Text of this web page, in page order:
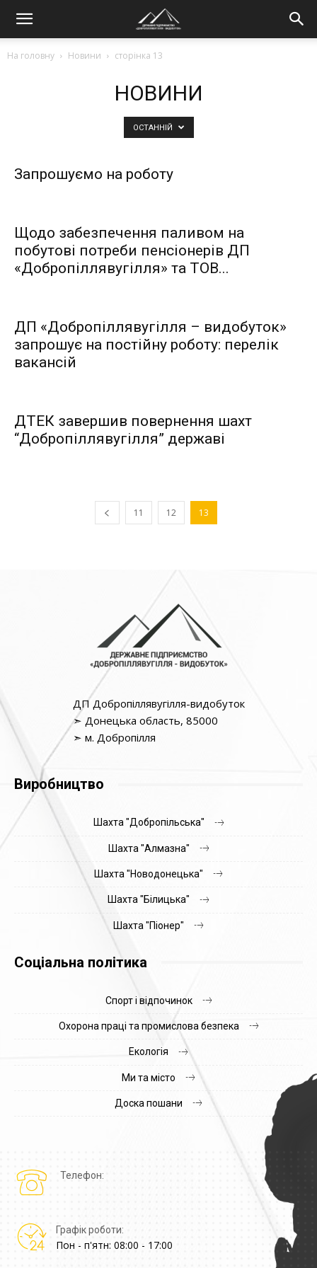
На головну Новини сторінка 13
НОВИНИ
ОСТАННІЙ
Запрошуємо на роботу
Щодо забезпечення паливом на
побутові потреби пенсіонерів ДП
«Добропіллявугілля» та ТОВ...
ДП «Добропіллявугілля – видобуток»
запрошує на постійну роботу: перелiк
вакансiй
ДТЕК завершив повернення шахт
“Добропіллявугілля” державі
11 12 13
ДП Добропіллявугілля-видобуток
➣ Донецька область, 85000
➣ м. Добропілля
Виробництво
Шахта "Добропільська"
Шахта "Алмазна"
Шахта "Новодонецька"
Шахта "Білицька"
Шахта "Піонер"
Соціальна політика
Спорт і відпочинок
Охорона праці та промислова безпека
Екологія
Ми та місто
Доска пошани
Телефон:
Графік роботи:
Пон - п'ятн: 08:00 - 17:00